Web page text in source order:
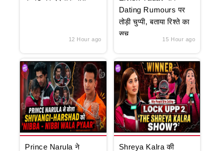
12 Hour ago
Dating Rumours पर
तोड़ी चुप्पी, बताया रिश्ते का
सच
15 Hour ago
Prince Narula ने
Shreya Kalra की